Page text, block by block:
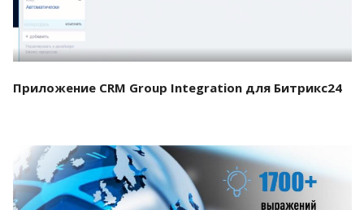
Приложение CRM Group Integration для Битрикс24